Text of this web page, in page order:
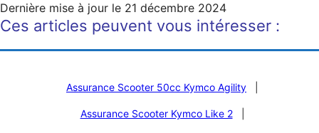
Dernière mise à jour le 21 décembre 2024
Ces articles peuvent vous intéresser :
Assurance Scooter 50cc Kymco Agility
Assurance Scooter Kymco Like 2